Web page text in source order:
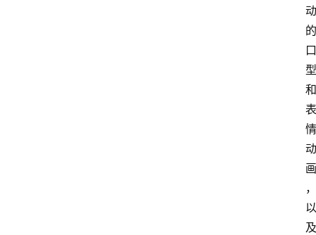
动
的
口
型
和
表
情
动
画
，
以
及